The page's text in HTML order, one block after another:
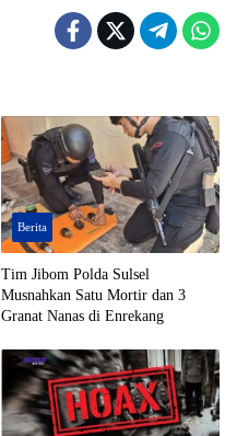
Berita
Tim Jibom Polda Sulsel
Musnahkan Satu Mortir dan 3
Granat Nanas di Enrekang